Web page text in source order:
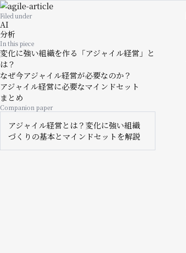
Image
Filed under
AI
分析
In this piece
変化に強い組織を作る「アジャイル経営」と
は？
なぜ今アジャイル経営が必要なのか？
アジャイル経営に必要なマインドセット
まとめ
Companion paper
アジャイル経営とは？変化に強い組織
づくりの基本とマインドセットを解説